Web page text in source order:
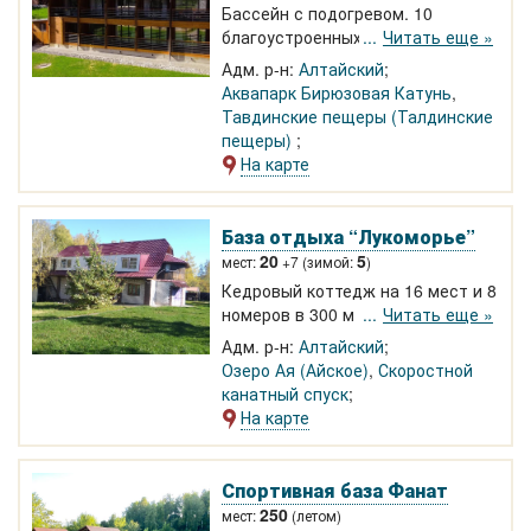
Бассейн с подогревом. 10
благоустроенных номеров у
теплого озера на Бирюзовой
Катуни. Финская сауна, детская
площадка, зона барбекю, летняя
кухня, беседки. Бесплатный Wi-Fi.
Тавдинские пещеры, пасека, парк
деревяных скульптур в пешей
доступности.
Читать еще »
Адм. р-н: Алтайский
Аквапарк Бирюзовая Катунь,
Тавдинские пещеры (Талдинские
пещеры)
На карте
База отдыха “Лукоморье”
мест:20+7 (зимой:5)
Кедровый коттедж на 16 мест и 8
номеров в 300 м от озера Ая.
Банкетный зал на 40 чел. Встреча
в аэропорту или ж/д вокзале.
Экскурсии. Кафе, беседки,
просторная территория с
березовой рощей. Круглый год.
Читать еще »
Адм. р-н: Алтайский
Озеро Ая (Айское), Скоростной
канатный спуск
На карте
Спортивная база Фанат
мест:250 (летом)